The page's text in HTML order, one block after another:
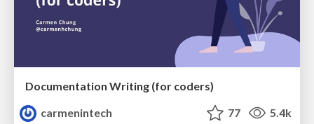
Documentation Writing (for coders)
carmenintech
77 5.4k